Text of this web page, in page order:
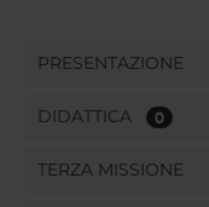
PRESENTAZIONE
DIDATTICA 0
TERZA MISSIONE